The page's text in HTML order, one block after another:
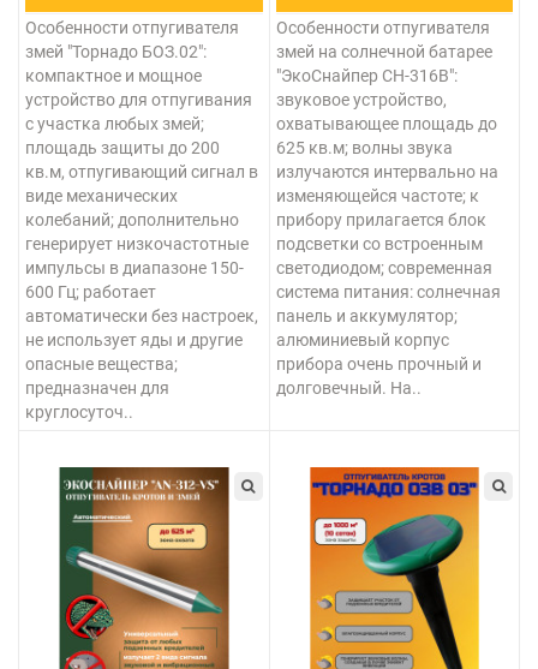
Особенности отпугивателя
змей "Торнадо БОЗ.02":
компактное и мощное
устройство для отпугивания
с участка любых змей;
площадь защиты до 200
кв.м, отпугивающий сигнал в
виде механических
колебаний; дополнительно
генерирует низкочастотные
импульсы в диапазоне 150-
600 Гц; работает
автоматически без настроек,
не использует яды и другие
опасные вещества;
предназначен для
круглосуточ..
Особенности отпугивателя
змей на солнечной батарее
"ЭкоСнайпер CH-316B":
звуковое устройство,
охватывающее площадь до
625 кв.м; волны звука
излучаются интервально на
изменяющейся частоте; к
прибору прилагается блок
подсветки со встроенным
светодиодом; современная
система питания: солнечная
панель и аккумулятор;
алюминиевый корпус
прибора очень прочный и
долговечный. На..